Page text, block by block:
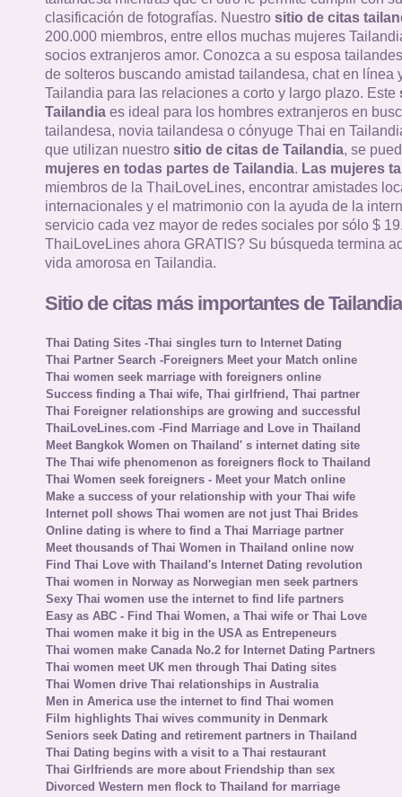
clasificación de fotografías. Nuestro sitio de citas
200.000 miembros, entre ellos muchas mujeres
socios extranjeros amor. Conozca a su esposa
de solteros buscando amistad tailandesa, chat en línea
Tailandia para las relaciones a corto y largo plazo. Este
Tailandiaes ideal para los hombres extranjeros en
tailandesa, novia tailandesa o cónyuge Thai en
que utilizan nuestro sitio de citas de Tailandia, se
mujeres en todas partes de Tailandia. Las mujeres
miembros de la ThaiLoveLines, encontrar amistades
internacionales y el matrimonio con la ayuda de la
servicio cada vez mayor de redes sociales por sólo $
ThaiLoveLines ahora GRATIS? Su búsqueda termina
vida amorosa en Tailandia.
Sitio de citas más importantes de
Thai Dating Sites -Thai singles turn to Internet Dating
Thai Partner Search -Foreigners Meet your Match online
Thai women seek marriage with foreigners online
Success finding a Thai wife, Thai girlfriend, Thai partner
Thai Foreigner relationships are growing and successful
ThaiLoveLines.com -Find Marriage and Love in Thailand
Meet Bangkok Women on Thailand' s internet dating site
The Thai wife phenomenon as foreigners flock to Thailand
Thai Women seek foreigners - Meet your Match online
Make a success of your relationship with your Thai wife
Internet poll shows Thai women are not just Thai Brides
Online dating is where to find a Thai Marriage partner
Meet thousands of Thai Women in Thailand online now
Find Thai Love with Thailand's Internet Dating revolution
Thai women in Norway as Norwegian men seek partners
Sexy Thai women use the internet to find life partners
Easy as ABC - Find Thai Women, a Thai wife or Thai Love
Thai women make it big in the USA as Entrepeneurs
Thai women make Canada No.2 for Internet Dating Partners
Thai women meet UK men through Thai Dating sites
Thai Women drive Thai relationships in Australia
Men in America use the internet to find Thai women
Film highlights Thai wives community in Denmark
Seniors seek Dating and retirement partners in Thailand
Thai Dating begins with a visit to a Thai restaurant
Thai Girlfriends are more about Friendship than sex
Divorced Western men flock to Thailand for marriage